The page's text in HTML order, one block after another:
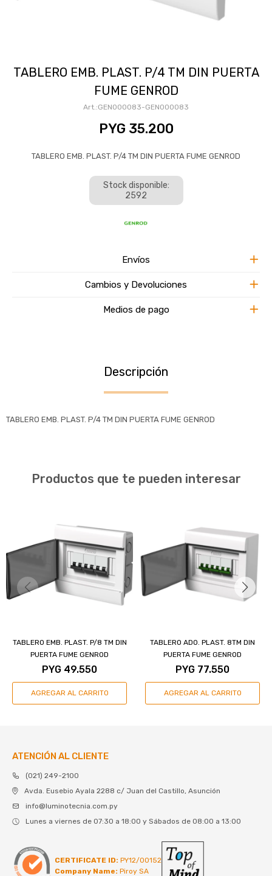
TABLERO EMB. PLAST. P/4 TM DIN PUERTA
FUME GENROD
GEN000083-GEN000083
PYG 35.200
TABLERO EMB. PLAST. P/4 TM DIN PUERTA FUME GENROD
Stock disponible:
2592
Envíos
Cambios y Devoluciones
Medios de pago
Descripción
TABLERO EMB. PLAST. P/4 TM DIN PUERTA FUME GENROD
Productos que te pueden interesar
TABLERO EMB. PLAST. P/8 TM DIN
PUERTA FUME GENROD
PYG 49.550
TABLERO ADO. PLAST. 8TM DIN
PUERTA FUME GENROD
PYG 77.550
ATENCIÓN AL CLIENTE
(021) 249-2100
Avda. Eusebio Ayala 2288 c/ Juan del Castillo, Asunción
info@luminotecnia.com.py
Lunes a viernes de 07:30 a 18:00 y Sábados de 08:00 a 13:00
CERTIFICATE ID: PY12/00152
Company Name: Piroy SA